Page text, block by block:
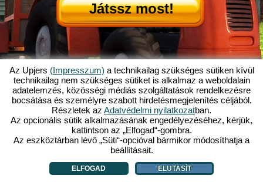
Játssz most!
Mi is az az Én Kicsi Tanyám?|
Itt olvashatod ennek a böngészős játéknak a történetét!| Ami rád vár...|
ÁSZF|Impresszum|Adatvédelmi nyilatkozat|Szabályzat|Fórum|
Támogatás|My Free Farm 2 App|Google Play|App Store
Böngészős játékok - Upjers.com|Sütik kezelése
Az Upjers (Impresszum) a technikailag szükséges sütiken kívül
technikailag nem szükséges sütiket is alkalmaz a weboldalain
adatelemzés, közösségi médiás szolgáltatások rendelkezésre
bocsátása és személyre szabott hirdetésmegjelenítés céljából.
Részletek az Adatvédelmi nyilatkozatban.
Az opcionális sütik alkalmazásának engedélyezéséhez, kérjük,
kattintson az „Elfogad“-gombra.
Az eszköztárban lévő „Süti“-opcióval bármikor módosíthatja a
beállításait.
ELFOGAD ELUTASÍT